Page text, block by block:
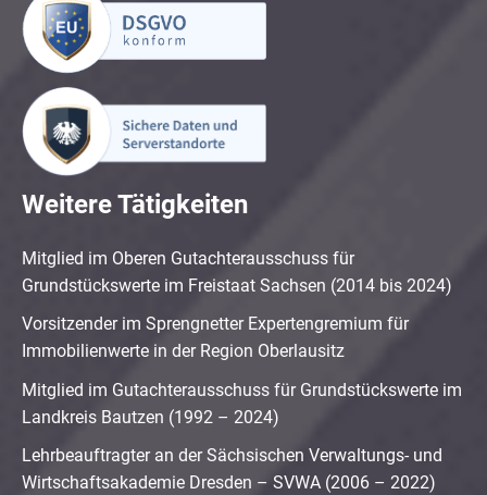
Weitere Tätigkeiten
Mitglied im Oberen Gutachterausschuss für
Grundstückswerte im Freistaat Sachsen (2014 bis 2024)
Vorsitzender im Sprengnetter Expertengremium für
Immobilienwerte in der Region Oberlausitz
Mitglied im Gutachterausschuss für Grundstückswerte im
Landkreis Bautzen (1992 – 2024)
Lehrbeauftragter an der Sächsischen Verwaltungs- und
Wirtschaftsakademie Dresden – SVWA (2006 – 2022)